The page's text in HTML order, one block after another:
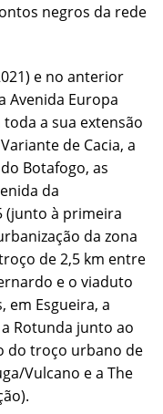
negros da rede
e no anterior
Avenida Europa
a sua extensão
de Cacia, a
Botafogo, as
da
(junto à primeira
da zona
de 2,5 km entre
e o viaduto
em Esgueira, a
Rotunda junto ao
do troço urbano de
Vulcano e a The